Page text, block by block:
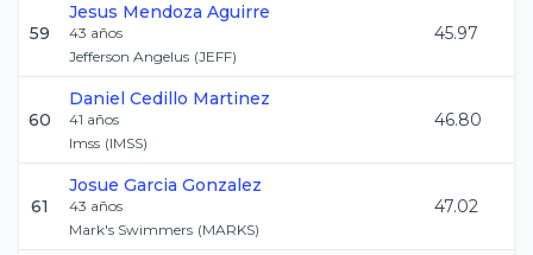
59
Jesus Mendoza Aguirre
43 años
Jefferson Angelus (JEFF)
45.97
60
Daniel Cedillo Martinez
41 años
Imss (IMSS)
46.80
61
Josue Garcia Gonzalez
43 años
Mark's Swimmers (MARKS)
47.02